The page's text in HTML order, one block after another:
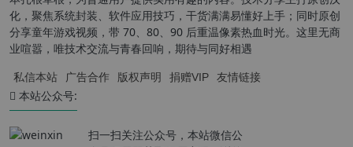
化，聚焦系统封装、软件应用技巧，干货满满易懂好上手；同时原创
分享童年游戏视频，带 70、80、90 后重温像素热血时光。这里无商
业喧嚣，唯技术交流与青春回响，期待与同好相遇
私信本站 广告合作 版权声明 捐赠VIP 友情链接
本站公众号:
扫一扫关注公众号，本站微信公